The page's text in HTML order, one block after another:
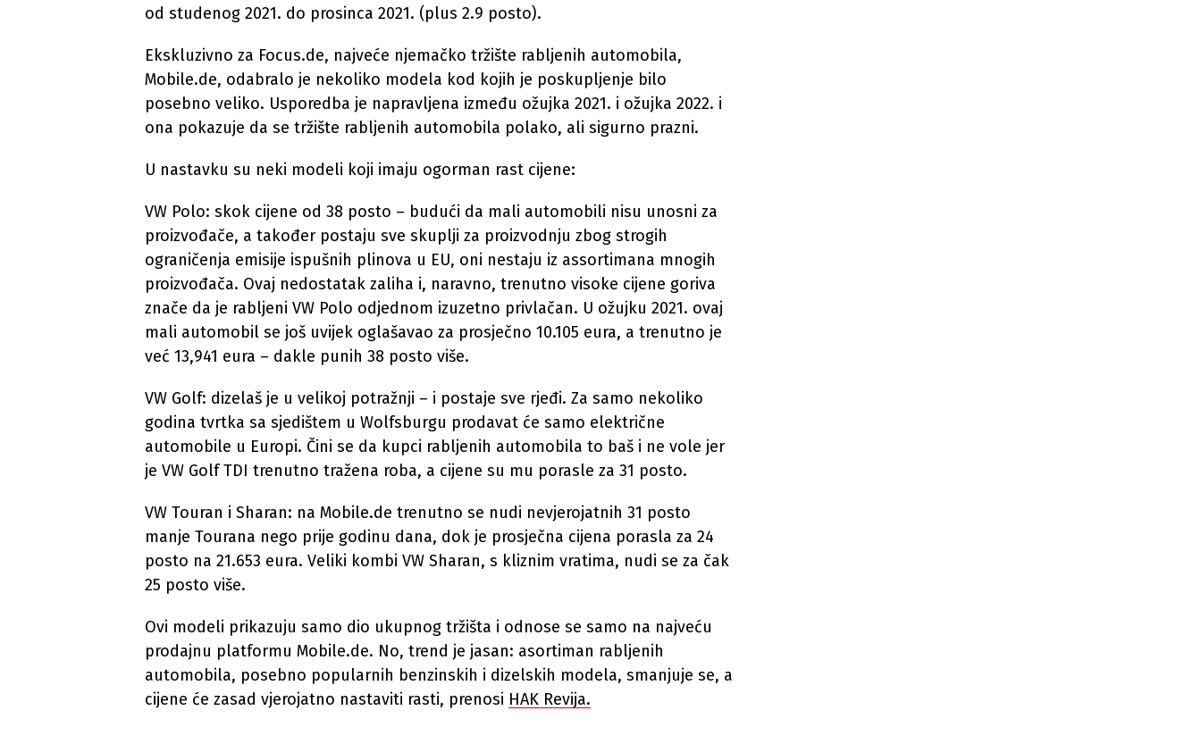
od studenog 2021. do prosinca 2021. (plus 2.9 posto).
Ekskluzivno za Focus.de, najveće njemačko tržište rabljenih automobila,
Mobile.de, odabralo je nekoliko modela kod kojih je poskupljenje bilo
posebno veliko. Usporedba je napravljena između ožujka 2021. i ožujka 2022. i
ona pokazuje da se tržište rabljenih automobila polako, ali sigurno prazni.
U nastavku su neki modeli koji imaju ogorman rast cijene:
VW Polo: skok cijene od 38 posto – budući da mali automobili nisu unosni za
proizvođače, a također postaju sve skuplji za proizvodnju zbog strogih
ograničenja emisije ispušnih plinova u EU, oni nestaju iz assortimana mnogih
proizvođača. Ovaj nedostatak zaliha i, naravno, trenutno visoke cijene goriva
znače da je rabljeni VW Polo odjednom izuzetno privlačan. U ožujku 2021. ovaj
mali automobil se još uvijek oglašavao za prosječno 10.105 eura, a trenutno je
već 13,941 eura – dakle punih 38 posto više.
VW Golf: dizelaš je u velikoj potražnji – i postaje sve rjeđi. Za samo nekoliko
godina tvrtka sa sjedištem u Wolfsburgu prodavat će samo električne
automobile u Europi. Čini se da kupci rabljenih automobila to baš i ne vole jer
je VW Golf TDI trenutno tražena roba, a cijene su mu porasle za 31 posto.
VW Touran i Sharan: na Mobile.de trenutno se nudi nevjerojatnih 31 posto
manje Tourana nego prije godinu dana, dok je prosječna cijena porasla za 24
posto na 21.653 eura. Veliki kombi VW Sharan, s kliznim vratima, nudi se za čak
25 posto više.
Ovi modeli prikazuju samo dio ukupnog tržišta i odnose se samo na najveću
prodajnu platformu Mobile.de. No, trend je jasan: asortiman rabljenih
automobila, posebno popularnih benzinskih i dizelskih modela, smanjuje se, a
cijene će zasad vjerojatno nastaviti rasti, prenosi HAK Revija.